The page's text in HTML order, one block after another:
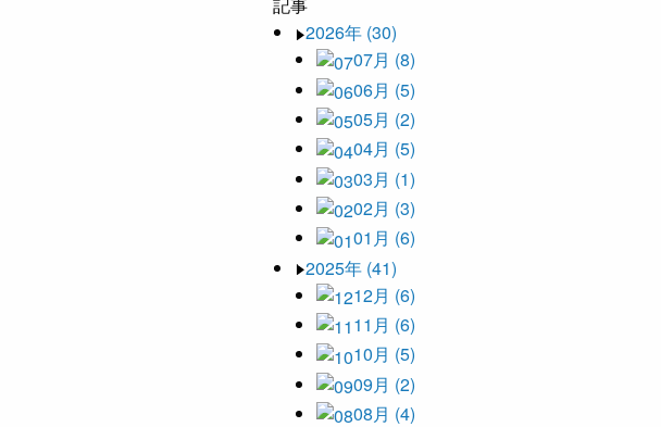
2026年 (30)
07月 (8)
06月 (5)
05月 (2)
04月 (5)
03月 (1)
02月 (3)
01月 (6)
2025年 (41)
12月 (6)
11月 (6)
10月 (5)
09月 (2)
08月 (4)